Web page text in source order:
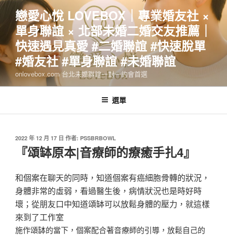
跳
主
要
內
容
戀愛心悅 LOVEBOX｜專業婚友社 ×
單身聯誼 × 北部未婚二婚交友推薦｜
快速遇見真愛 #二婚聯誼 #快速脫單
#婚友社 #單身聯誼 #未婚聯誼
onlovebox.com 台北未婚聯誼一對一約會首選
選單
發
2022 年 12 月 17 日 作者: PSSBRBOWL
『頌缽原本|音療師的療癒手扎4』
和個案在聊天的同時，知道個案有癌細胞骨轉的狀況，
身體非常的虛弱，看過醫生後，病情狀況也是時好時
壞；從朋友口中知道頌缽可以放鬆身體的壓力，就這樣
來到了工作室
施作頌缽的當下，個案配合著音療師的引導，放鬆自己的